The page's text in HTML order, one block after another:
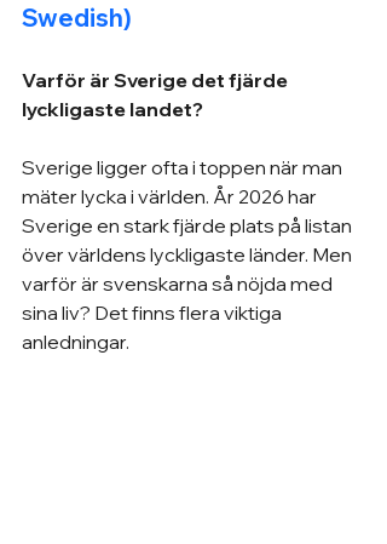
Swedish)
Varför är Sverige det fjärde
lyckligaste landet?
Sverige ligger ofta i toppen när man
mäter lycka i världen. År 2026 har
Sverige en stark fjärde plats på listan
över världens lyckligaste länder. Men
varför är svenskarna så nöjda med
sina liv? Det finns flera viktiga
anledningar.